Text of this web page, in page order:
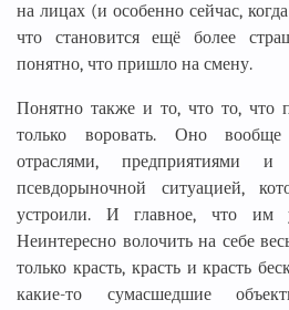
на лицах (и особенно сейчас,
что становится ещё более
понятно, что пришло на смену.
Понятно также и то, что то, что
только воровать. Оно
отраслями, предприятиями
псевдорыночной ситуацией,
устроили. И главное, что им
Неинтересно волочить на себе
только красть, красть и красть
какие-то сумасшедшие